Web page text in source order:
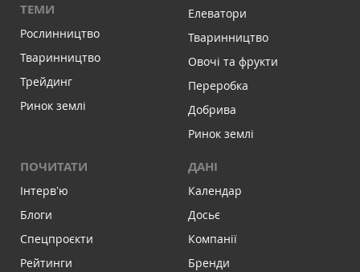
ТЕМИ
Рослинництво
Тваринництво
Трейдинг
Ринок землі
Елеватори
Тваринництво
Овочі та фрукти
Переробка
Добрива
Ринок землі
ПОЧИТАТИ
Інтервʼю
Блоги
Спецпроєкти
Рейтинги
ДАНІ
Календар
Досьє
Компанії
Бренди